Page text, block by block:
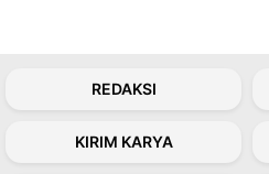
REDAKSI
KIRIM KARYA